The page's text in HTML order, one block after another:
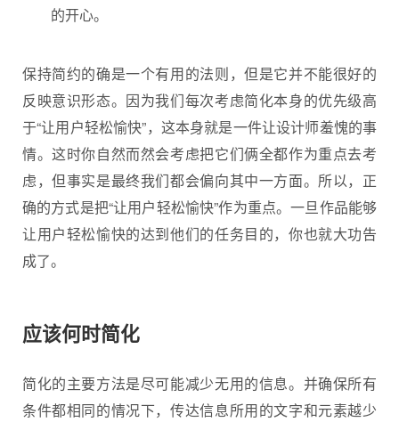
的开心。
保持简约的确是一个有用的法则，但是它并不能很好的
反映意识形态。因为我们每次考虑简化本身的优先级高
于“让用户轻松愉快”，这本身就是一件让设计师羞愧的事
情。这时你自然而然会考虑把它们俩全都作为重点去考
虑，但事实是最终我们都会偏向其中一方面。所以，正
确的方式是把“让用户轻松愉快”作为重点。一旦作品能够
让用户轻松愉快的达到他们的任务目的，你也就大功告
成了。
应该何时简化
简化的主要方法是尽可能减少无用的信息。并确保所有
条件都相同的情况下，传达信息所用的文字和元素越少